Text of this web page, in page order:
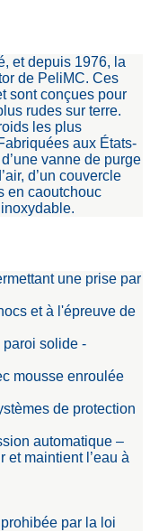
et depuis 1976, la
de PeliMC. Ces
sont conçues pour
rudes sur terre.
les plus
aux États-
vanne de purge
d’un couvercle
en caoutchouc
une prise par
et à l'épreuve de
paroi solide -
mousse enroulée
de protection
automatique –
et maintient l’eau à
par la loi